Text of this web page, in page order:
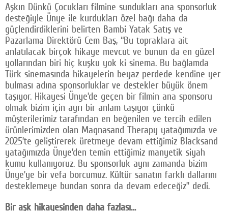
Aşkın Dünkü Çocukları filmine sundukları ana sponsorluk
desteğiyle Ünye ile kurdukları özel bağı daha da
güçlendirdiklerini belirten Bambi Yatak Satış ve
Pazarlama Direktörü Cem Baş, “Bu topraklara ait
anlatılacak birçok hikaye mevcut ve bunun da en güzel
yollarından biri hiç kuşku yok ki sinema. Bu bağlamda
Türk sinemasında hikayelerin beyaz perdede kendine yer
bulması adına sponsorluklar ve destekler büyük önem
taşıyor. Hikayesi Ünye’de geçen bir filmin ana sponsoru
olmak bizim için ayrı bir anlam taşıyor çünkü
müşterilerimiz tarafından en beğenilen ve tercih edilen
ürünlerimizden olan Magnasand Therapy yatağımızda ve
2025’te geliştirerek üretmeye devam ettiğimiz Blacksand
yatağımızda Ünye’den temin ettiğimiz manyetik siyah
kumu kullanıyoruz. Bu sponsorluk aynı zamanda bizim
Ünye’ye bir vefa borcumuz. Kültür sanatın farklı dallarını
desteklemeye bundan sonra da devam edeceğiz” dedi.
Bir aşk hikayesinden daha fazlası…